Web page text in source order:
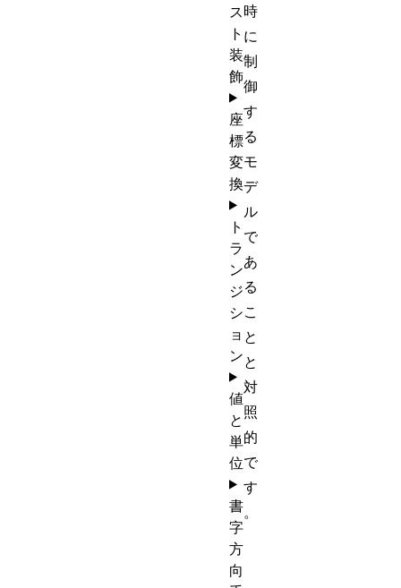
時
に
制
御
す
る
モ
デ
ル
で
あ
る
こ
と
と
対
照
的
で
す
。
ス
ト
装
飾
座
標
変
換
ト
ラ
ン
ジ
シ
ョ
ン
値
と
単
位
書
字
方
向